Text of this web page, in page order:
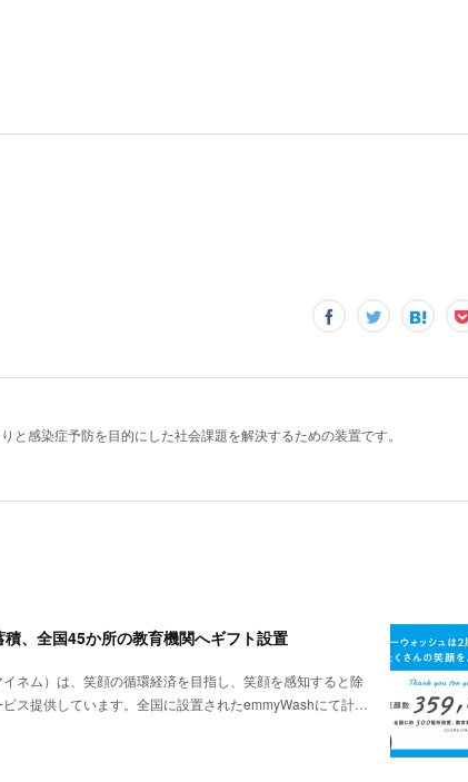
と感染症予防を目的にした社会課題を解決するための装置です。
、全国45か所の教育機関へギフト設置
ネム）は、笑顔の循環経済を目指し、笑顔を感知すると除
ス提供しています。全国に設置されたemmyWashにて計…